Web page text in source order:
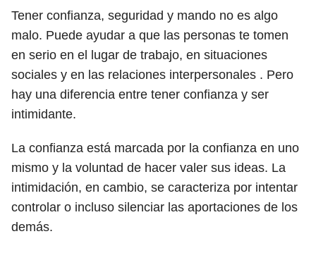
Tener confianza, seguridad y mando no es algo
malo. Puede ayudar a que las personas te tomen
en serio en el lugar de trabajo, en situaciones
sociales y en las relaciones interpersonales . Pero
hay una diferencia entre tener confianza y ser
intimidante.
La confianza está marcada por la confianza en uno
mismo y la voluntad de hacer valer sus ideas. La
intimidación, en cambio, se caracteriza por intentar
controlar o incluso silenciar las aportaciones de los
demás.